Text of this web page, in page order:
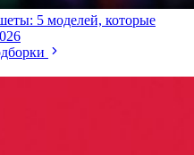
5 моделей, которые